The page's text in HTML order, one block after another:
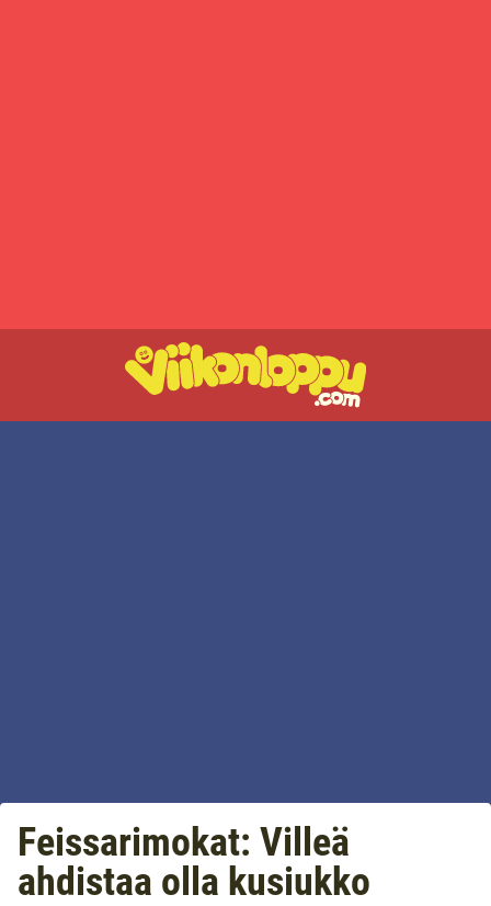
Feissarimokat: Villeä
ahdistaa olla kusiukko